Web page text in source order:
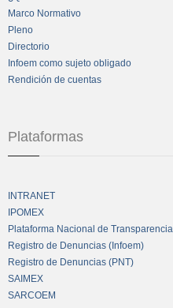
Marco Normativo
Pleno
Directorio
Infoem como sujeto obligado
Rendición de cuentas
Plataformas
INTRANET
IPOMEX
Plataforma Nacional de Transparencia
Registro de Denuncias (Infoem)
Registro de Denuncias (PNT)
SAIMEX
SARCOEM